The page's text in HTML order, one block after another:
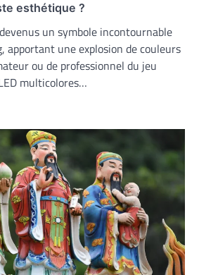
esthétique ?
un symbole incontournable
apportant une explosion de couleurs
ou de professionnel du jeu
multicolores…